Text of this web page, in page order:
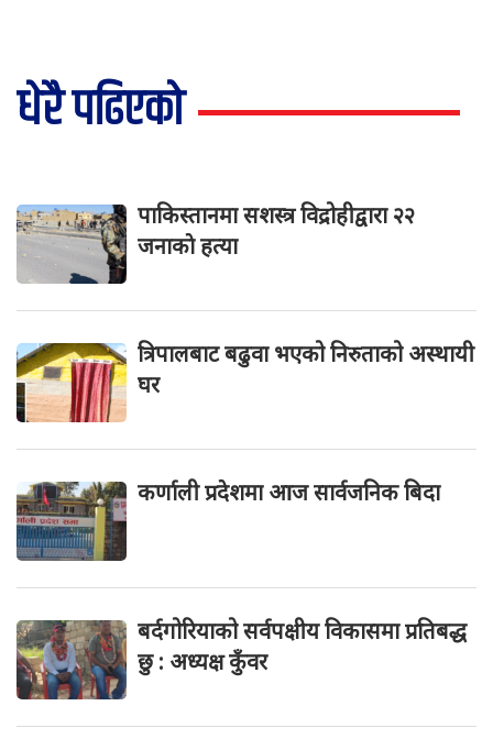
धेरै पढिएको
पाकिस्तानमा सशस्त्र विद्रोहीद्वारा २२
जनाकाे हत्या
त्रिपालबाट बढुवा भएको निरुताको अस्थायी
घर
कर्णाली प्रदेशमा आज सार्वजनिक बिदा
बर्दगोरियाको सर्वपक्षीय विकासमा प्रतिबद्ध
छु : अध्यक्ष कुँवर